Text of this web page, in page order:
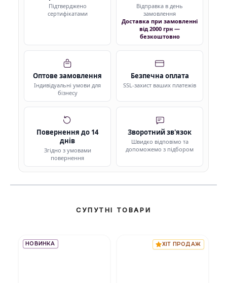
Підтверджено
сертифікатами
Відправка в день
замовлення
Доставка при замовленні
від 2000 грн —
безкоштовно
Оптове замовлення
Індивідуальні умови для
бізнесу
Безпечна оплата
SSL-захист ваших платежів
Повернення до 14
днів
Згідно з умовами
повернення
Зворотний зв'язок
Швидко відповімо та
допоможемо з підбором
СУПУТНІ ТОВАРИ
НОВИНКА ХІТ ПРОДАЖ